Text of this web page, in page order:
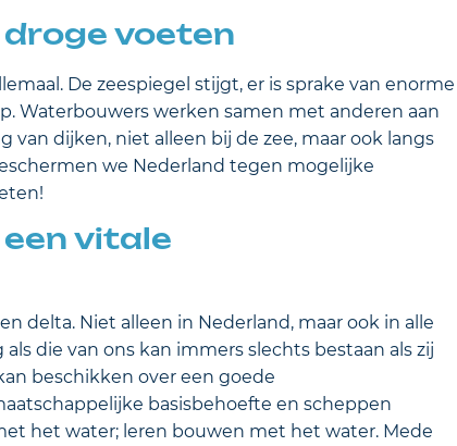
voeten
De zeespiegel stijgt, er is sprake van enorme
Waterbouwers werken samen met anderen aan
dijken, niet alleen bij de zee, maar ook langs
we Nederland tegen mogelijke
vitale
delta. Niet alleen in Nederland, maar ook in alle
die van ons kan immers slechts bestaan als zij
beschikken over een goede
basisbehoefte en scheppen
het water; leren bouwen met het water. Mede